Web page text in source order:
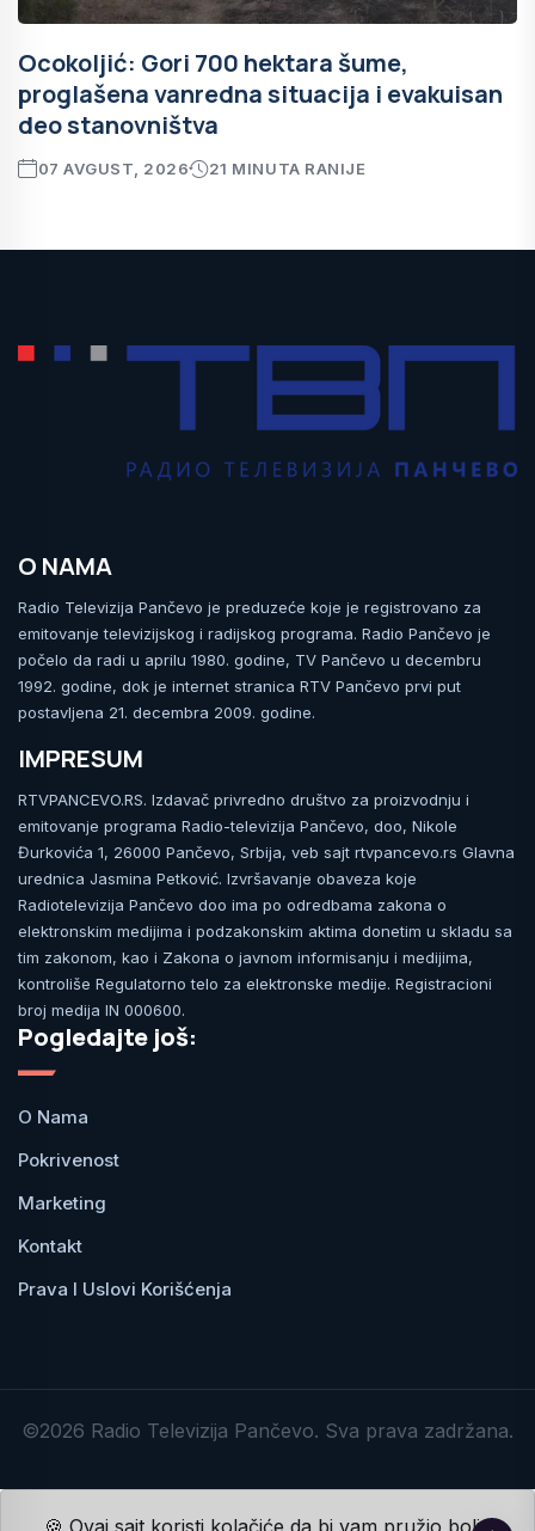
Ocokoljić: Gori 700 hektara šume,
proglašena vanredna situacija i evakuisan
deo stanovništva
07 AVGUST, 2026 21 MINUTA RANIJE
O NAMA
Radio Televizija Pančevo je preduzeće koje je registrovano za
emitovanje televizijskog i radijskog programa. Radio Pančevo je
počelo da radi u aprilu 1980. godine, TV Pančevo u decembru
1992. godine, dok je internet stranica RTV Pančevo prvi put
postavljena 21. decembra 2009. godine.
IMPRESUM
RTVPANCEVO.RS. Izdavač privredno društvo za proizvodnju i
emitovanje programa Radio-televizija Pančevo, doo, Nikole
Đurkovića 1, 26000 Pančevo, Srbija, veb sajt rtvpancevo.rs Glavna
urednica Jasmina Petković. Izvršavanje obaveza koje
Radiotelevizija Pančevo doo ima po odredbama zakona o
elektronskim medijima i podzakonskim aktima donetim u skladu sa
tim zakonom, kao i Zakona o javnom informisanju i medijima,
kontroliše Regulatorno telo za elektronske medije. Registracioni
broj medija IN 000600.
Pogledajte još:
O Nama
Pokrivenost
Marketing
Kontakt
Prava I Uslovi Korišćenja
©2026 Radio Televizija Pančevo. Sva prava zadržana.